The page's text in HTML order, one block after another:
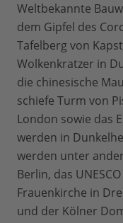
Weltbekannte
dem Gipfel des
Tafelberg von
Wolkenkratzer in
die chinesische
schiefe Turm von
London sowie das
werden in
werden unter
Berlin, das
Frauenkirche in
und der Kölner